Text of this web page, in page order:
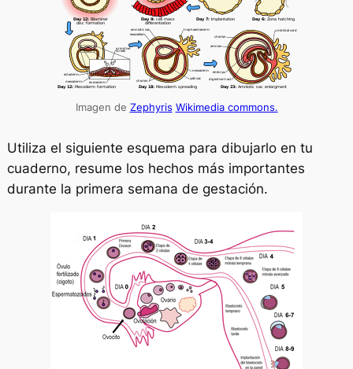
Imagen de Zephyris Wikimedia commons.
Utiliza el siguiente esquema para dibujarlo en tu
cuaderno, resume los hechos más importantes
durante la primera semana de gestación.